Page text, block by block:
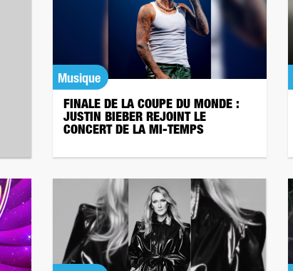
Musique
FINALE DE LA COUPE DU MONDE :
JUSTIN BIEBER REJOINT LE
CONCERT DE LA MI-TEMPS